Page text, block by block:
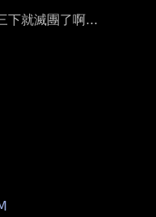
下就滅團了啊...